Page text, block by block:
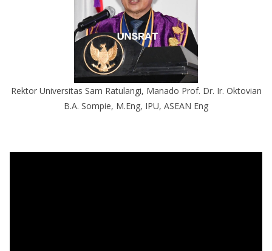
Rektor Universitas Sam Ratulangi, Manado Prof. Dr. Ir. Oktovian
B.A. Sompie, M.Eng, IPU, ASEAN Eng